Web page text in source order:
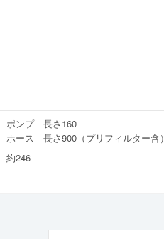
ポンプ 長さ160
ホース 長さ900（プリフィルター含）
約246